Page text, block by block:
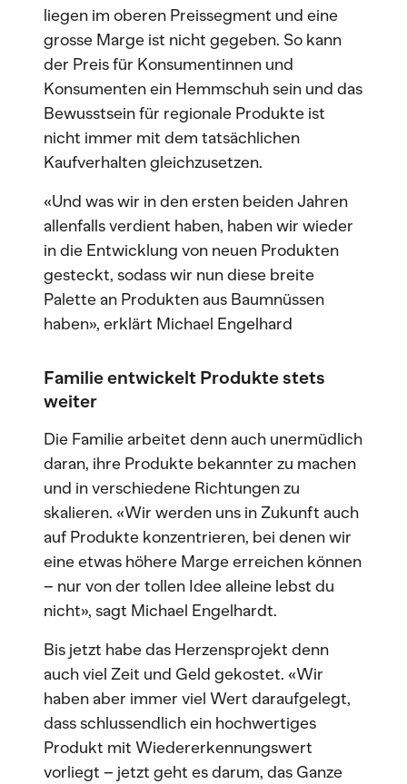
liegen im oberen Preissegment und eine
grosse Marge ist nicht gegeben. So kann
der Preis für Konsumentinnen und
Konsumenten ein Hemmschuh sein und das
Bewusstsein für regionale Produkte ist
nicht immer mit dem tatsächlichen
Kaufverhalten gleichzusetzen.
«Und was wir in den ersten beiden Jahren
allenfalls verdient haben, haben wir wieder
in die Entwicklung von neuen Produkten
gesteckt, sodass wir nun diese breite
Palette an Produkten aus Baumnüssen
haben», erklärt Michael Engelhard
Familie entwickelt Produkte stets
weiter
Die Familie arbeitet denn auch unermüdlich
daran, ihre Produkte bekannter zu machen
und in verschiedene Richtungen zu
skalieren. «Wir werden uns in Zukunft auch
auf Produkte konzentrieren, bei denen wir
eine etwas höhere Marge erreichen können
– nur von der tollen Idee alleine lebst du
nicht», sagt Michael Engelhardt.
Bis jetzt habe das Herzensprojekt denn
auch viel Zeit und Geld gekostet. «Wir
haben aber immer viel Wert daraufgelegt,
dass schlussendlich ein hochwertiges
Produkt mit Wiedererkennungswert
vorliegt – jetzt geht es darum, das Ganze